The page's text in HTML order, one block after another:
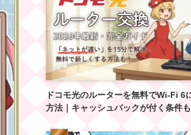
ドコモ光のルーターを無料でWi-Fi 6
方法｜キャッシュバックが付く条件